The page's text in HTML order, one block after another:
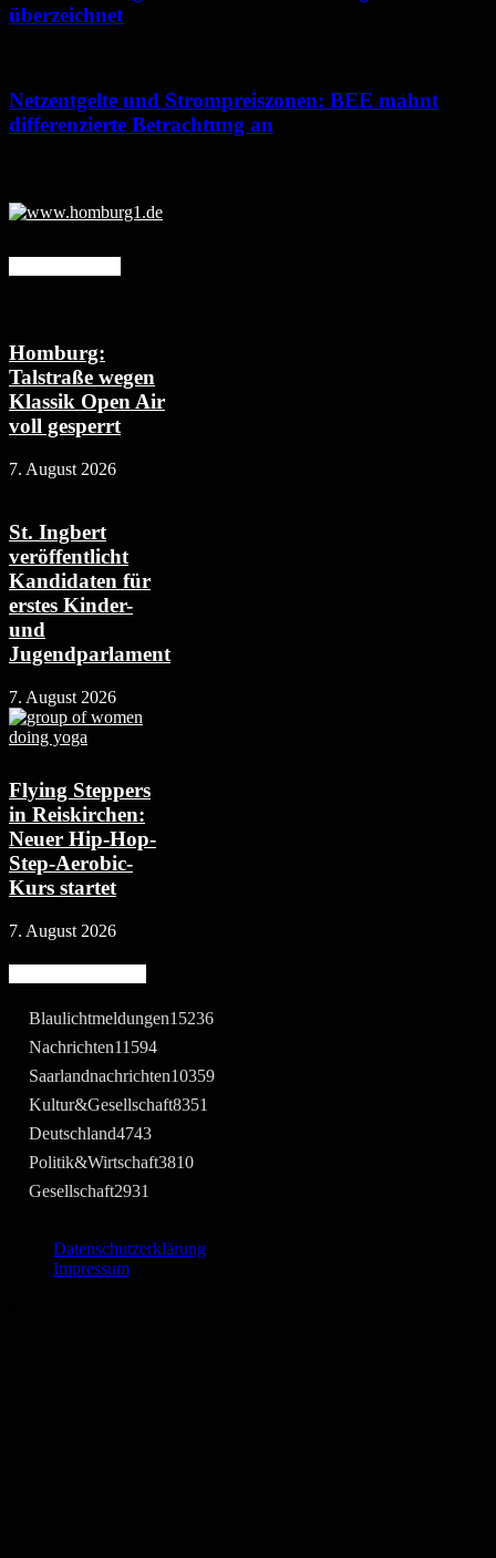
überzeichnet
Netzentgelte und Strompreiszonen: BEE mahnt
differenzierte Betrachtung an
Homburg:
Talstraße wegen
Klassik Open Air
voll gesperrt
7. August 2026
St. Ingbert
veröffentlicht
Kandidaten für
erstes Kinder-
und
Jugendparlament
7. August 2026
Flying Steppers
in Reiskirchen:
Neuer Hip-Hop-
Step-Aerobic-
Kurs startet
7. August 2026
Blaulichtmeldungen15236
Nachrichten11594
Saarlandnachrichten10359
Kultur&Gesellschaft8351
Deutschland4743
Politik&Wirtschaft3810
Gesellschaft2931
Datenschutzerklärung
Impressum